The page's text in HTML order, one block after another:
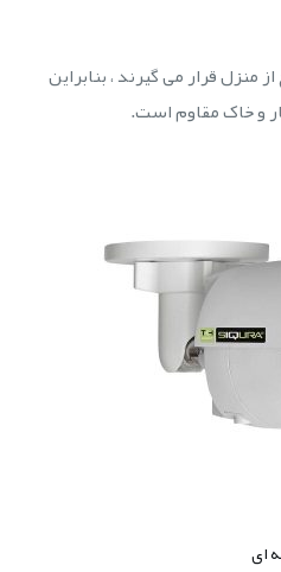
منزل قرار می گیرند ، بنابراین
و خاک مقاوم است.
ای